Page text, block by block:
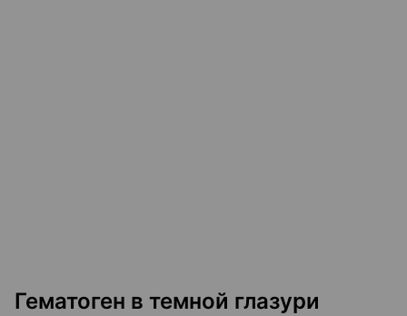
Гематоген в темной глазури